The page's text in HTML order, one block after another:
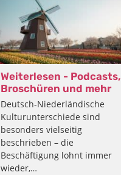
Weiterlesen - Podcasts,
Broschüren und mehr
Deutsch-Niederländische
Kulturunterschiede sind
besonders vielseitig
beschrieben – die
Beschäftigung lohnt immer
wieder,…